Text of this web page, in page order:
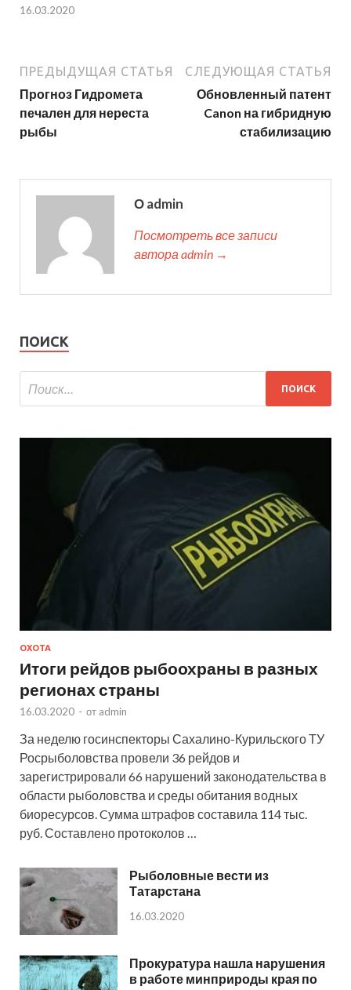
16.03.2020
ПРЕДЫДУЩАЯ СТАТЬЯ
Прогноз Гидромета
печален для нереста
рыбы
СЛЕДУЮЩАЯ СТАТЬЯ
Обновленный патент
Canon на гибридную
стабилизацию
О admin
Посмотреть все записи
автора admin →
ПОИСК
ОХОТА
Итоги рейдов рыбоохраны в разных
регионах страны
16.03.2020 - от admin
За неделю госинспекторы Сахалино-Курильского ТУ
Росрыболовства провели 36 рейдов и
зарегистрировали 66 нарушений законодательства в
области рыболовства и среды обитания водных
биоресурсов. Cумма штрафов составила 114 тыс.
руб. Составлено протоколов …
Рыболовные вести из
Татарстана
16.03.2020
Прокуратура нашла нарушения
в работе минприроды края по